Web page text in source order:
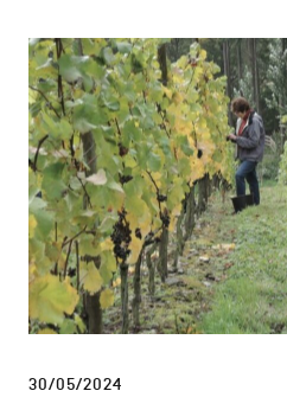
30/05/2024